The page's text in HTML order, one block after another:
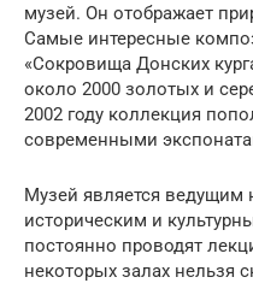
музей. Он отображает
Самые интересные
«Сокровища Донских
около 2000 золотых и
2002 году коллекция
современными
Музей является
историческим и
постоянно проводят
некоторых залах нельзя